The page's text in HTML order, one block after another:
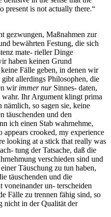
present is not actually there.“
gezwungen, Maßnahmen zur
bewährten Festung, die sich
mate- rieller Dinge
haben keinen Grund
Fälle geben, in denen wir
allerdings Philosophen, die
wir immer nurSinnes- daten,
wahr. Ihr Argument klingt prima
so sagen sie, keine
täuschenden und den
ich einen Stab wahrnehme,
appears crooked, my experience
looking at a stick that really was
tung der Tatsache, daß die
verschieden sind und
Täuschung zu tun haben,
täuschenden und die
voneinander un- terscheiden
Fälle zu trennen fähig sind, so
nicht in der Qualität der